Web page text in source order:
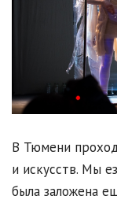
В Тюмени
и искусств. Мы
была заложена